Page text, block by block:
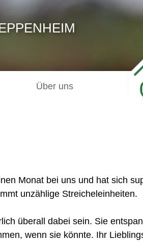
Über uns
Monat bei uns und hat sich
unzählige Streicheleinheiten.
überall dabei sein. Sie
wenn sie könnte. Ihr